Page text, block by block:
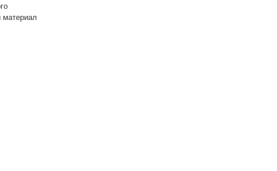
материал